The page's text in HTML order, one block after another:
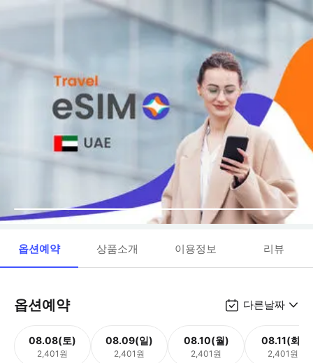
옵션예약 상품소개 이용정보 리뷰
옵션예약 다른날짜
08.08(토)
2,401원
08.09(일)
2,401원
08.10(월)
2,401원
08.11(화)
2,401원